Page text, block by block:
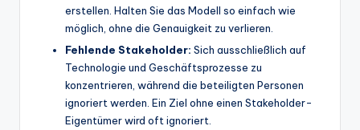
erstellen. Halten Sie das Modell so einfach wie
möglich, ohne die Genauigkeit zu verlieren.
Fehlende Stakeholder: Sich ausschließlich auf
Technologie und Geschäftsprozesse zu
konzentrieren, während die beteiligten Personen
ignoriert werden. Ein Ziel ohne einen Stakeholder-
Eigentümer wird oft ignoriert.